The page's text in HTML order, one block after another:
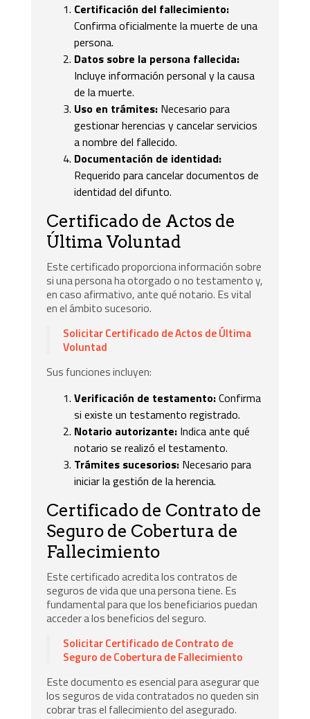
Certificación del fallecimiento:
Confirma oficialmente la muerte de una
persona.
Datos sobre la persona fallecida:
Incluye información personal y la causa
de la muerte.
Uso en trámites: Necesario para
gestionar herencias y cancelar servicios
a nombre del fallecido.
Documentación de identidad:
Requerido para cancelar documentos de
identidad del difunto.
Certificado de Actos de
Última Voluntad
Este certificado proporciona información sobre
si una persona ha otorgado o no testamento y,
en caso afirmativo, ante qué notario. Es vital
en el ámbito sucesorio.
Solicitar Certificado de Actos de Última
Voluntad
Sus funciones incluyen:
Verificación de testamento:Confirma
si existe un testamento registrado.
Notario autorizante: Indica ante qué
notario se realizó el testamento.
Trámites sucesorios: Necesario para
iniciar la gestión de la herencia.
Certificado de Contrato de
Seguro de Cobertura de
Fallecimiento
Este certificado acredita los contratos de
seguros de vida que una persona tiene. Es
fundamental para que los beneficiarios puedan
acceder a los beneficios del seguro.
Solicitar Certificado de Contrato de
Seguro de Cobertura de Fallecimiento
Este documento es esencial para asegurar que
los seguros de vida contratados no queden sin
cobrar tras el fallecimiento del asegurado.